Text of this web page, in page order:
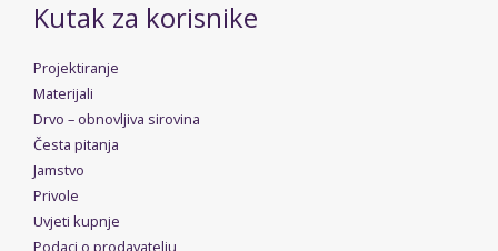
Kutak za korisnike
Projektiranje
Materijali
Drvo – obnovljiva sirovina
Česta pitanja
Jamstvo
Privole
Uvjeti kupnje
Podaci o prodavatelju